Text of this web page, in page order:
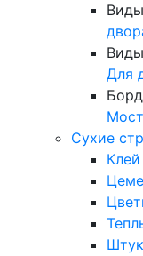
Для
Сухие